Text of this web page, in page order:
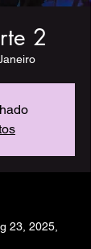
2
23, 2025,